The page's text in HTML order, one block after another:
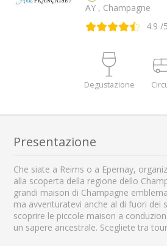
AY , Champagne
4.9 /5
Degustazione
Presentazione
Che siate a Reims o a Epernay,
alla scoperta della regione dello
grandi maison di Champagne
ma avventuratevi anche al di fuori dei
scoprire le piccole maison a
un sapere ancestrale. Scegliete tra